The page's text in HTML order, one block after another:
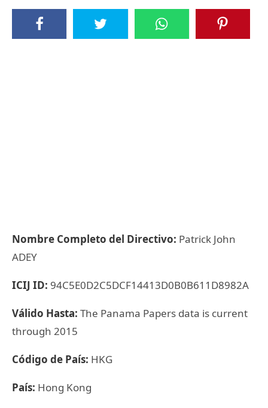
Nombre Completo del Directivo: Patrick John
ADEY
ICIJ ID: 94C5E0D2C5DCF14413D0B0B611D8982A
Válido Hasta: The Panama Papers data is current
through 2015
Código de País: HKG
País: Hong Kong